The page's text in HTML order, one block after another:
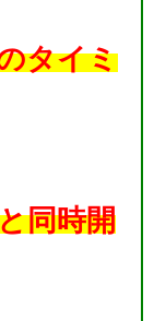
タイミ
同時開